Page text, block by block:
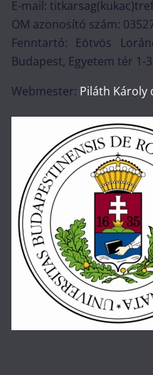
E-mail:
OM azonosító szám:
Fenntartó: Eötvös
Budapest, Egyetem tér 1-
Webmester: Piláth Károly